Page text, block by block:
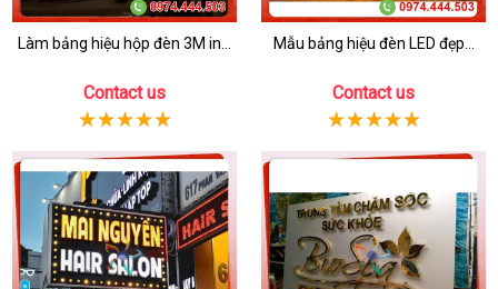
Làm bảng hiệu hộp đèn 3M in...
Contact us
Mẫu bảng hiệu đèn LED đẹp...
Contact us